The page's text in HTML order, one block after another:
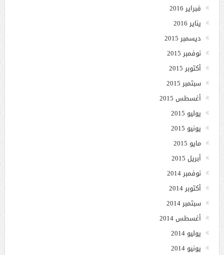
فبراير 2016
يناير 2016
ديسمبر 2015
نوفمبر 2015
أكتوبر 2015
سبتمبر 2015
أغسطس 2015
يوليو 2015
يونيو 2015
مايو 2015
أبريل 2015
نوفمبر 2014
أكتوبر 2014
سبتمبر 2014
أغسطس 2014
يوليو 2014
يونيو 2014